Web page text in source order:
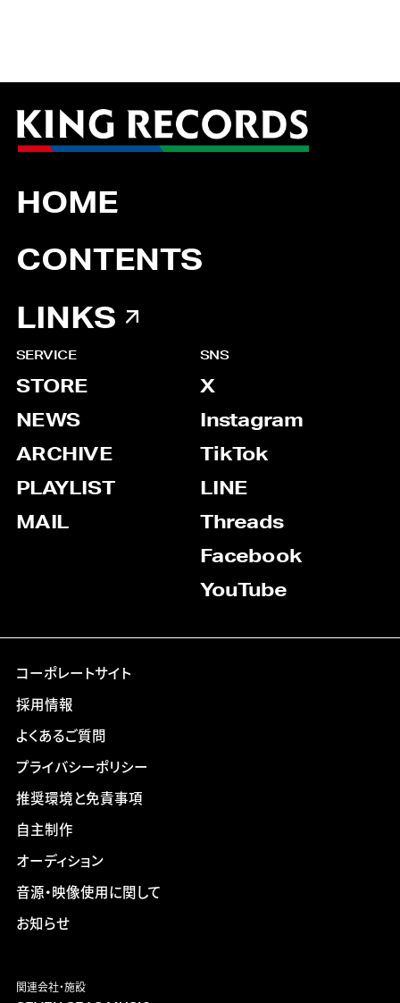
HOME
CONTENTS
LINKS
SERVICE
STORE
NEWS
ARCHIVE
PLAYLIST
MAIL
SNS
X
Instagram
TikTok
LINE
Threads
Facebook
YouTube
コーポレートサイト
採用情報
よくあるご質問
プライバシーポリシー
推奨環境と免責事項
自主制作
オーディション
音源・映像使用に関して
お知らせ
関連会社・施設